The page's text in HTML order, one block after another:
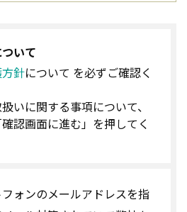
いて
針について を必ずご確認く
いに関する事項について、
認画面に進む」を押してく
ォンのメールアドレスを指